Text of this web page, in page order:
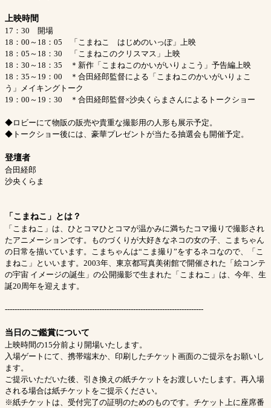
上映時間
17：30 開場
18：00～18：05 「こまねこ はじめのいっぽ」上映
18：05～18：30 「こまねこのクリスマス」上映
18：30～18：35 ＊新作「こまねこのかいがいりょこう」予告編上映
18：35～19：00 ＊合田経郎監督による「こまねこのかいがいりょこ
う」メイキングトーク
19：00～19：30 ＊合田経郎監督×沙央くらまさんによるトークショー
◆ロビーにて物販の販売や貴重な撮影用の人形も展示予定。
◆トークショー後には、豪華プレゼントが当たる抽選会も開催予定。
登壇者
合田経郎
沙央くらま
「こまねこ」とは？
「こまねこ」は、ひとコマひとコマが温かみに満ちたコマ撮りで撮影され
たアニメーションです。ものづくりが大好きなネコの女の子、こまちゃん
の日常を描いています。こまちゃんは“こま撮り”をするネコなので、「こ
まねこ」といいます。2003年、東京都写真美術館で開催された「絵コンテ
の宇宙 イメージの誕生」の公開撮影で生まれた「こまねこ」は、今年、生
誕20周年を迎えます。
----------------------------------------------------------------------------------
当日のご鑑賞について
上映時間の15分前より開場いたします。
入場ゲートにて、携帯端末か、印刷したチケット画面のご提示をお願いし
ます。
ご提示いただいた後、引き換えの紙チケットをお渡しいたします。再入場
される場合は紙チケットをご提示ください。
※紙チケットは、受付完了の証明のためのものです。チケット上に座席番